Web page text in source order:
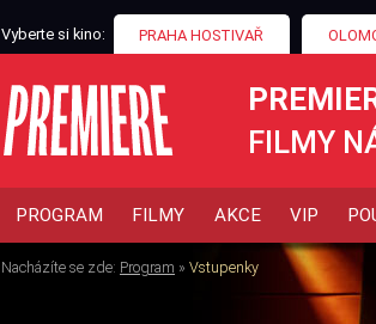
Vyberte si kino: PRAHA HOSTIVAŘ
FILMY
PROGRAM FILMY AKCE VIP
Nacházíte se zde: Program » Vstupenky